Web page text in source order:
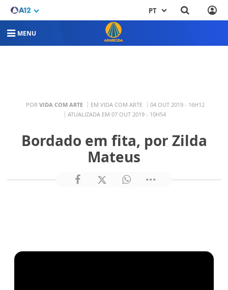
PT
MENU
POR VIDA COM ARTE EM VIDA COM ARTE
04 OUT 2019 - 16H12
ATUALIZADA EM 07 OUT 2019 - 10H54
Bordado em fita, por Zilda
Mateus